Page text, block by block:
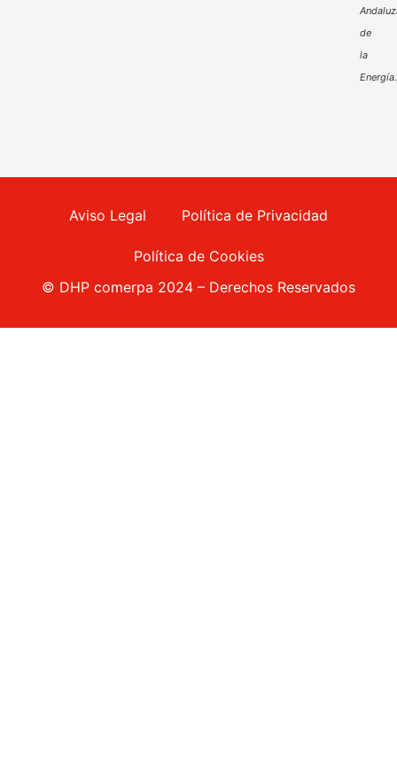
de
la
Energía.
Aviso Legal Política de Privacidad
Política de Cookies
© DHP comerpa 2024 – Derechos Reservados